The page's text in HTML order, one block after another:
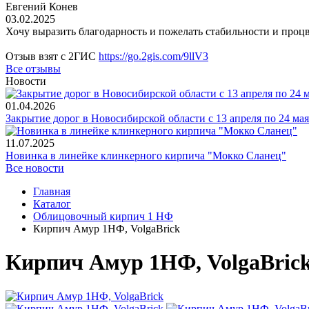
Евгений Конев
03.02.2025
Хочу выразить благодарность и пожелать стабильности и
Отзыв взят с 2ГИС https://go.2gis.com/9llV3
Все отзывы
Новости
01.04.2026
Закрытие дорог в Новосибирской области с 13 апреля по 24 мая
11.07.2025
Новинка в линейке клинкерного кирпича "Мокко Сланец"
Все новости
Главная
Каталог
Облицовочный кирпич 1 НФ
Кирпич Амур 1НФ, VolgaBrick
Кирпич Амур 1НФ,